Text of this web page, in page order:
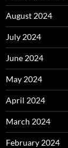
August 2024
July 2024
June 2024
May 2024
April 2024
March 2024
February 2024